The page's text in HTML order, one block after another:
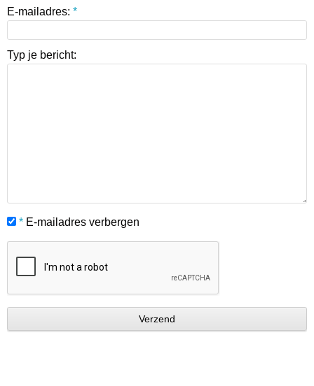
E-mailadres: *
Typ je bericht:
* E-mailadres verbergen